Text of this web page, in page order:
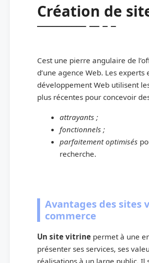
Création de
Cest une pierre angulaire de
d’une agence Web. Les experts
développement Web utilisent
plus récentes pour concevoir
attrayants ;
fonctionnels ;
parfaitement optimisés
recherche.
Avantages des sites
commerce
Un site vitrine permet à une
présenter ses services, ses
réalisations à un large public. Il